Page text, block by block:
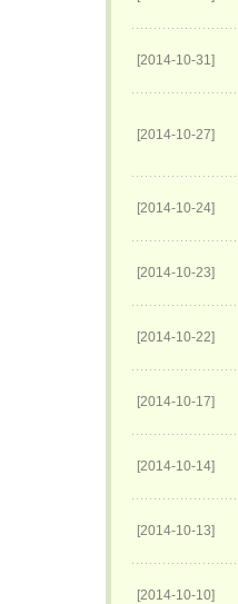
[2014-10-31]
[2014-10-27]
[2014-10-24]
[2014-10-23]
[2014-10-22]
[2014-10-17]
[2014-10-14]
[2014-10-13]
[2014-10-10]